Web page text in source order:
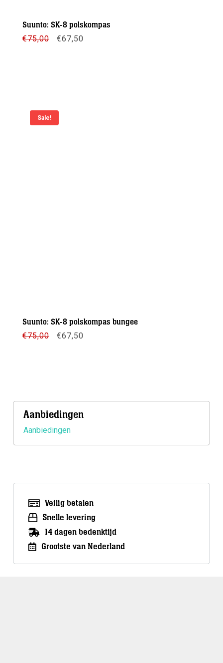
Suunto: SK-8 polskompas
€75,00
Oorspronkelijke
€67,50
Sale!
Suunto: SK-8 polskompas bungee
€75,00
Oorspronkelijke
€67,50
Aanbiedingen
Aanbiedingen
Veilig betalen
Snelle levering
14 dagen bedenktijd
Grootste van Nederland